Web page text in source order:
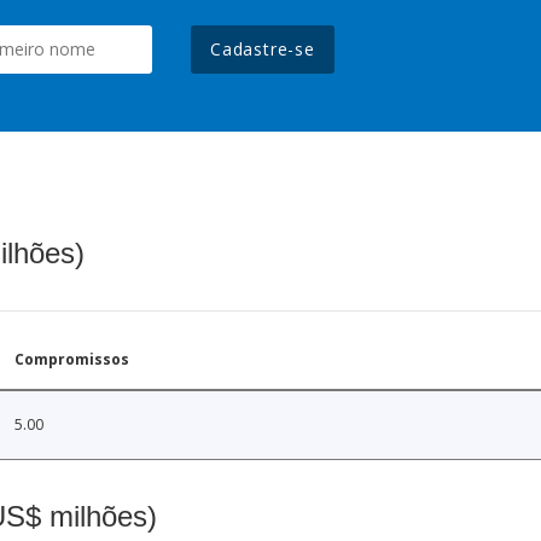
Cadastre-se
Compromissos
5.00
milhões)